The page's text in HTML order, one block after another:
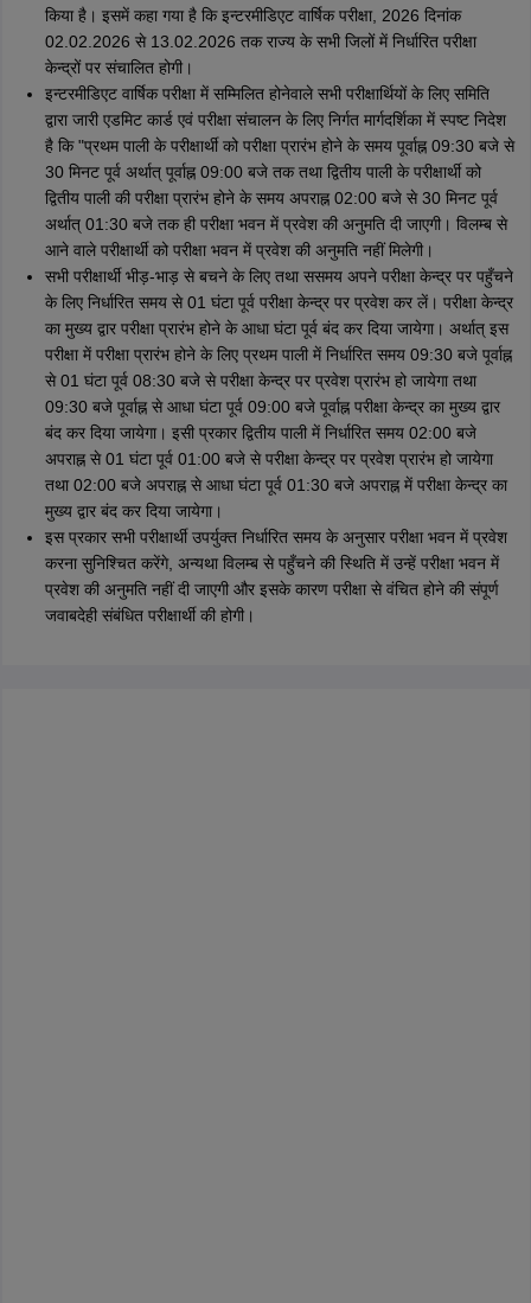
किया है। इसमें कहा गया है कि इन्टरमीडिएट वार्षिक परीक्षा, 2026 दिनांक
02.02.2026 से 13.02.2026 तक राज्य के सभी जिलों में निर्धारित परीक्षा
केन्द्रों पर संचालित होगी।
इन्टरमीडिएट वार्षिक परीक्षा में सम्मिलित होनेवाले सभी परीक्षार्थियों के लिए समिति
द्वारा जारी एडमिट कार्ड एवं परीक्षा संचालन के लिए निर्गत मार्गदर्शिका में स्पष्ट निदेश
है कि "प्रथम पाली के परीक्षार्थी को परीक्षा प्रारंभ होने के समय पूर्वाह्न 09:30 बजे से
30 मिनट पूर्व अर्थात् पूर्वाह्न 09:00 बजे तक तथा द्वितीय पाली के परीक्षार्थी को
द्वितीय पाली की परीक्षा प्रारंभ होने के समय अपराह्न 02:00 बजे से 30 मिनट पूर्व
अर्थात् 01:30 बजे तक ही परीक्षा भवन में प्रवेश की अनुमति दी जाएगी। विलम्ब से
आने वाले परीक्षार्थी को परीक्षा भवन में प्रवेश की अनुमति नहीं मिलेगी।
सभी परीक्षार्थी भीड़-भाड़ से बचने के लिए तथा ससमय अपने परीक्षा केन्द्र पर पहुँचने
के लिए निर्धारित समय से 01 घंटा पूर्व परीक्षा केन्द्र पर प्रवेश कर लें। परीक्षा केन्द्र
का मुख्य द्वार परीक्षा प्रारंभ होने के आधा घंटा पूर्व बंद कर दिया जायेगा। अर्थात् इस
परीक्षा में परीक्षा प्रारंभ होने के लिए प्रथम पाली में निर्धारित समय 09:30 बजे पूर्वाह्न
से 01 घंटा पूर्व 08:30 बजे से परीक्षा केन्द्र पर प्रवेश प्रारंभ हो जायेगा तथा
09:30 बजे पूर्वाह्न से आधा घंटा पूर्व 09:00 बजे पूर्वाह्न परीक्षा केन्द्र का मुख्य द्वार
बंद कर दिया जायेगा। इसी प्रकार द्वितीय पाली में निर्धारित समय 02:00 बजे
अपराह्न से 01 घंटा पूर्व 01:00 बजे से परीक्षा केन्द्र पर प्रवेश प्रारंभ हो जायेगा
तथा 02:00 बजे अपराह्न से आधा घंटा पूर्व 01:30 बजे अपराह्न में परीक्षा केन्द्र का
मुख्य द्वार बंद कर दिया जायेगा।
इस प्रकार सभी परीक्षार्थी उपर्युक्त निर्धारित समय के अनुसार परीक्षा भवन में प्रवेश
करना सुनिश्चित करेंगे, अन्यथा विलम्ब से पहुँचने की स्थिति में उन्हें परीक्षा भवन में
प्रवेश की अनुमति नहीं दी जाएगी और इसके कारण परीक्षा से वंचित होने की संपूर्ण
जवाबदेही संबंधित परीक्षार्थी की होगी।